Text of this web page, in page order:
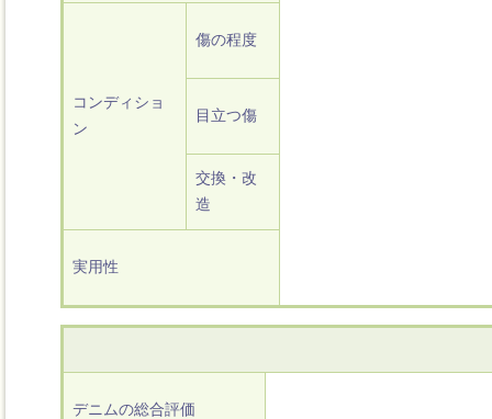
コンディショ
ン
傷の程度
目立つ傷
交換・改
造
実用性
デニムの総合評価